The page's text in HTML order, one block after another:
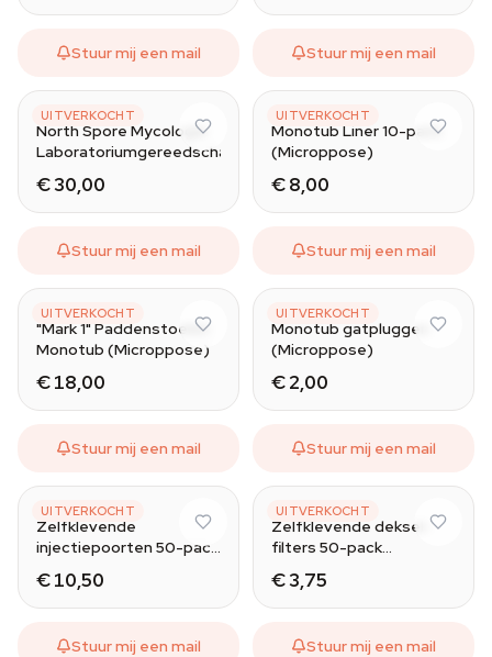
Stuur mij een mail Stuur mij een mail
UITVERKOCHT
NORTH SPORE
North Spore Mycologie
Laboratoriumgereedschapset
€ 30,00
Stuur mij een mail
UITVERKOCHT
MICROPPOSE
Monotub Liner 10-pack
(Microppose)
€ 8,00
Stuur mij een mail
UITVERKOCHT
MICROPPOSE
"Mark 1" Paddenstoelen
Monotub (Microppose)
€ 18,00
Stuur mij een mail
UITVERKOCHT
MICROPPOSE
Monotub gatpluggen
(Microppose)
€ 2,00
Stuur mij een mail
UITVERKOCHT
MICROPPOSE
Zelfklevende
injectiepoorten 50-pack
€ 10,50
Stuur mij een mail
UITVERKOCHT
MICROPPOSE
Zelfklevende deksel-
filters 50-pack
€ 3,75
Stuur mij een mail